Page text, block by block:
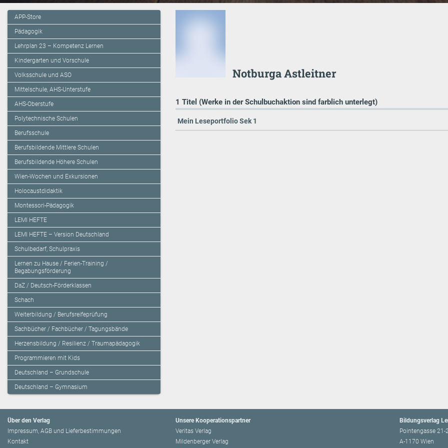
APP-Store
Pädagogik
Lehrplan 23 – Kompetenz Lernen
Kindergarten und Vorschule
Volksschule und ASO
Mittelschule, AHS-Unterstufe
AHS-Oberstufe
Polytechnische Schulen
Berufsschule
Berufsbildende Mittlere Schulen
Berufsbildende Höhere Schulen
Wien-Wochen und Exkursionen
Holocaustdidaktik
Montessori-Pädagogik
LEMI HEFTE
LEMI HEFTE – Version Deutschland
Schulbedarf, Schulpraxis
Lernen zu Hause / Ferien-Training /
Begabungsförderung
DaZ / Deutsch-Förderklassen
Schach
Weiterbildung / Berufsreifeprüfung
Sachbücher / Fachbücher / Tagungsbände
Herzensbildung / Resilienz / Traumapädagogik
Programmieren mit Kids
Deutschland – Grundschule
Deutschland – Gymnasium
Notburga Astleitner
1 Titel (Werke in der Schulbuchaktion sind farblich unterlegt)
Mein Leseportfolio Sek 1
Über den Verlag
Impressum, AGB und Lieferbestimmungen
Kontakt
Unsere Kooperationspartner
Veritas Verlag
Mildenberger Verlag
Bildungsverlag
Pointengasse 21-
A-1170 Wien